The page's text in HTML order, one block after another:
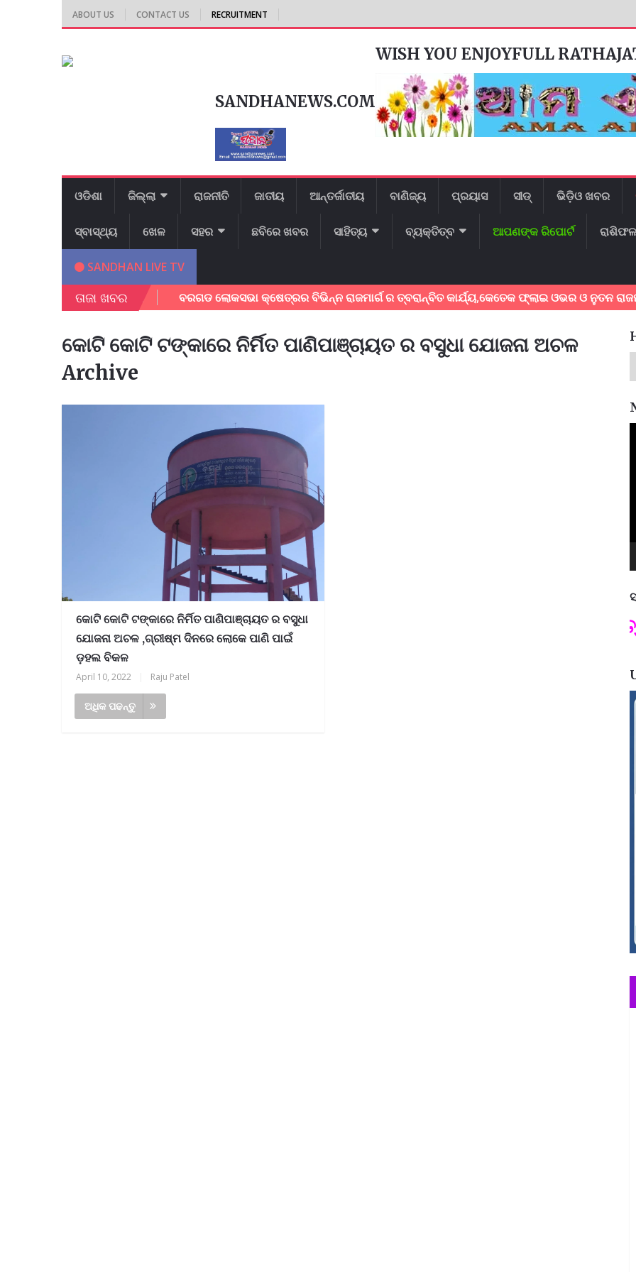
ABOUT US CONTACT US RECRUITMENT
WISH YOU ENJOYFULL
SANDHANEWS.COM
ଓଡିଶା ଜିଲ୍ଲା ରାଜନୀତି ଜାତୀୟ ଆନ୍ତର୍ଜାତୀୟ ବାଣିଜ୍ୟ ପ୍ରୟାସ ସୀଡ୍ ଭିଡ଼ିଓ ଖବର
ସ୍ବାସ୍ଥ୍ୟ ଖେଳ ସହର ଛବିରେ ଖବର ସାହିତ୍ୟ ବ୍ୟକ୍ତିତ୍ବ ଆପଣଙ୍କ ରିପୋର୍ଟ ରାଶିଫଳ
SANDHAN LIVE TV
ତାଜା ଖବର
ଯୁବ ସାମାଜିକ କର୍ମୀ । ବରଗଡ ଲୋକସଭା କ୍ଷେତ୍ରର ବିଭିନ୍ନ ରାଜମାର୍ଗ ର ତ୍ବରାନ୍ବିତ କାର୍ଯ୍ୟ,କେତେକ ଫ୍ଲାଇ ଓଭର ଓ ନୁତନ
କୋଟି କୋଟି ଟଙ୍କାରେ ନିର୍ମିତ ପାଣିପାଞ୍ଚାୟତ ର ବସୁଧା ଯୋଜନା ଅଚଳ
Archive
କୋଟି କୋଟି ଟଙ୍କାରେ ନିର୍ମିତ ପାଣିପାଞ୍ଚାୟତ ର ବସୁଧା
ଯୋଜନା ଅଚଳ ,ଗ୍ରୀଷ୍ମ ଦିନରେ ଲୋକେ ପାଣି ପାଇଁ
ଡ଼ହଲ ବିକଳ
April 10, 2022 Raju Patel
ଅଧିକ ପଢନ୍ତୁ